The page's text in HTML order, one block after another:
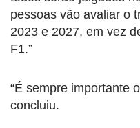
pessoas vão avaliar o
2023 e 2027, em vez
F1.”
“É sempre importante
concluiu.